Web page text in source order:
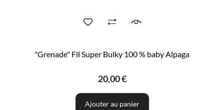
"Grenade" Fil Super Bulky 100 % baby Alpaga
20,00 €
Ajouter au panier